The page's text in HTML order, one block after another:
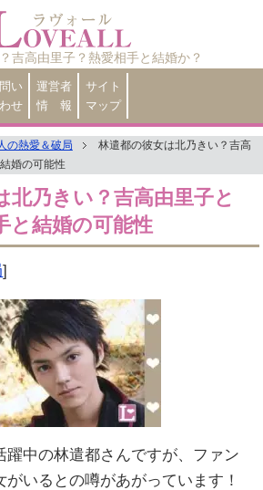
吉高由里子？熱愛相手と結婚か？
い
せ
運営者
情 報
サイト
マップ
の熱愛＆破局
林遣都の彼女は北乃きい？吉高
婚の可能性
北乃きい？吉高由里子と
と結婚の可能性
]
躍中の林遣都さんですが、ファン
がいるとの噂があがっています！